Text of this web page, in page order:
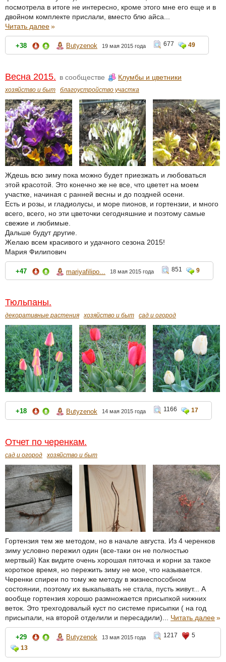
посмотрела в итоге не интересно, кроме этого мне его еще и в
двойном комплекте прислали, вместо блю айса...
Читать далее»
+38 Butyzenok 19 мая 2015 года 677 49
Весна 2015. в сообществе Клумбы и цветники
хозяйство и быт благоустройство участка
Ждешь всю зиму пока можно будет приезжать и любоваться
этой красотой. Это конечно же не все, что цветет на моем
участке, начиная с ранней весны и до поздней осени.
Есть и розы, и гладиолусы, и море пионов, и гортензии, и много
всего, всего, но эти цветочки сегодняшние и поэтому самые
свежие и любимые.
Дальше будут другие.
Желаю всем красивого и удачного сезона 2015!
Мария Филипович
+47 mariyafilipo... 18 мая 2015 года 851 9
Тюльпаны.
декоративные растения хозяйство и быт сад и огород
+18 Butyzenok 14 мая 2015 года 1166 17
Отчет по черенкам.
сад и огород хозяйство и быт
Гортензия тем же методом, но в начале августа. Из 4 черенков
зиму условно пережил один (все-таки он не полностью
мертвый) Как видите очень хорошая пяточка и корни за такое
короткое время, но пережить зиму не мое, что называется.
Черенки спиреи по тому же методу в жизнеспособном
состоянии, поэтому их выкапывать не стала, пусть живут... А
вообще гортензия хорошо размножается присыпкой нижних
веток. Это трехгодовалый куст по системе присыпки ( на год
присыпали, на второй отделили и пересадили)... Читать далее»
+29 Butyzenok 13 мая 2015 года 1217
5
13